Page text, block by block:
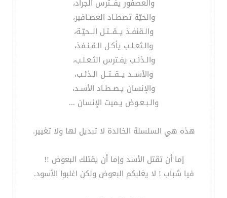
والعصفور يفــترس الجراد،
والحيّة تصطـاد العصـافير،
والـقنفـذ يــقــتـل الــحيّـة،
والـثعـلـب يأكـل الـقـنـفذ،
والـذئـب يفـترس الثـعـلـب،
والأســد يــقــتــل الـذئـب،
والإنسان يـصـطـاد الأسـد،
والـبـعـوض يـميت الإنسان ...
هذه هي السلسلة الخالدة لا تبديل لها ولا تغيير.
إما أن تقتل الأسد وإما أن يقتلك البعوض !!
فيا شباب ! لا يغلبكم البعوض ولكن اغلبوا الأسود.